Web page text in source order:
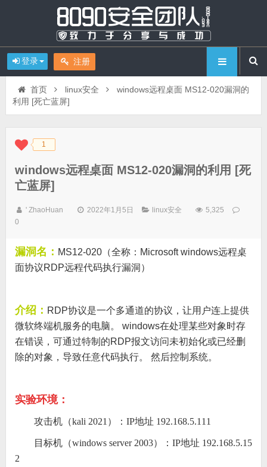
登录 注册
首页 linux安全
windows远程桌面 MS12-020漏洞的
利用 [死亡蓝屏]
◆◆ 1
windows远程桌面 MS12-020漏洞的利用 [死
亡蓝屏]
' ZhaoHuan 2022年1月5日 linux安全
5,325
0
漏洞名： MS12-020（全称：Microsoft windows远程桌
面协议RDP远程代码执行漏洞）
介绍： RDP协议是一个多通道的协议，让用户连上提供
微软终端机服务的电脑。 windows在处理某些对象时存
在错误，可通过特制的RDP报文访问未初始化或已经删
除的对象，导致任意代码执行。 然后控制系统。
实验环境：
攻击机（kali 2021）：IP地址 192.168.5.111
目标机（windows server 2003）：IP地址 192.168.5.15
2